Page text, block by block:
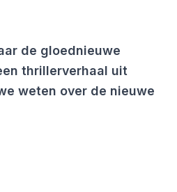
de gloednieuwe
thrillerverhaal uit
weten over de nieuwe